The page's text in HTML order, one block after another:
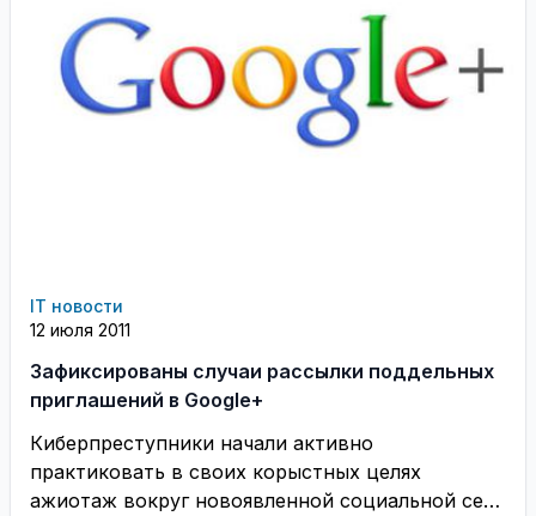
IT новости
12 июля 2011
Зафиксированы случаи рассылки поддельных
приглашений в Google+
Киберпреступники начали активно
практиковать в своих корыстных целях
ажиотаж вокруг новоявленной социальной сети